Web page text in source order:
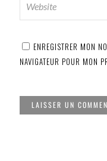
ENREGISTRER MON
NAVIGATEUR POUR MON